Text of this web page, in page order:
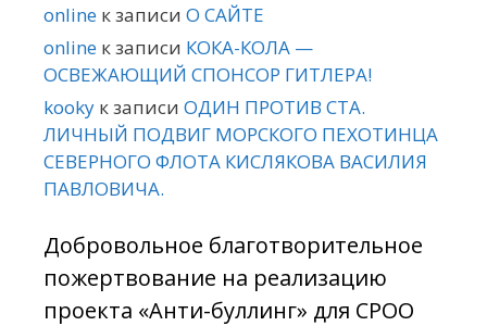
online к записи О САЙТЕ
online к записи КОКА-КОЛА —
ОСВЕЖАЮЩИЙ СПОНСОР ГИТЛЕРА!
kooky к записи ОДИН ПРОТИВ СТА.
ЛИЧНЫЙ ПОДВИГ МОРСКОГО ПЕХОТИНЦА
СЕВЕРНОГО ФЛОТА КИСЛЯКОВА ВАСИЛИЯ
ПАВЛОВИЧА.
Добровольное благотворительное
пожертвование на реализацию
проекта «Анти-буллинг» для СРОО